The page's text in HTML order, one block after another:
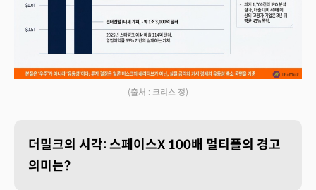
(출처 : 크리스 정)
더밀크의 시각: 스페이스X 100배 멀티플의 경고
의미는?